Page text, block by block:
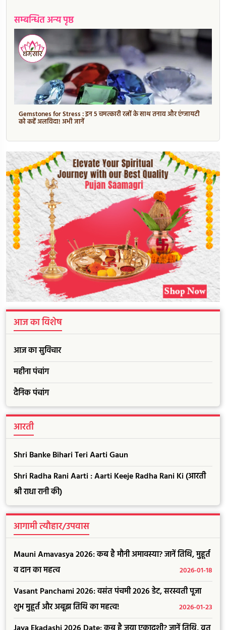
आज का विशेष
आज का सुविचार
महीना पंचांग
दैनिक पंचांग
आरती
Shri Banke Bihari Teri Aarti Gaun
Shri Radha Rani Aarti : Aarti Keeje Radha Rani Ki (आरती
श्री राधा रानी की)
आगामी त्यौहार/उपवास
Mauni Amavasya 2026: कब है मौनी अमावस्या? जानें तिथि, मुहूर्त
व दान का महत्व
2026-01-18
Vasant Panchami 2026: वसंत पंचमी 2026 डेट, सरस्वती पूजा
शुभ मुहूर्त और अबूझ तिथि का महत्व!
2026-01-23
सम्बन्धित अन्य पृष्ठ
Gemstones for Stress : इन 5 चमत्कारी रत्नों के साथ तनाव और एंग्जायटी
को कहें अलविदा! अभी जानें